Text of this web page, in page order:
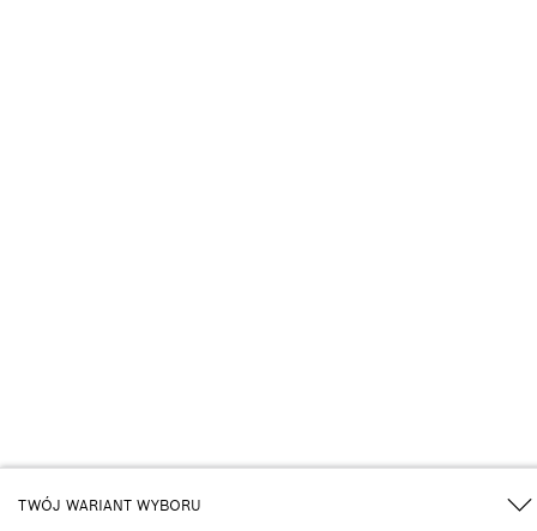
TWÓJ WARIANT WYBORU